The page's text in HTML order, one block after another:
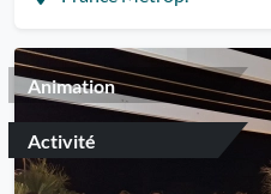
Animation
Activité